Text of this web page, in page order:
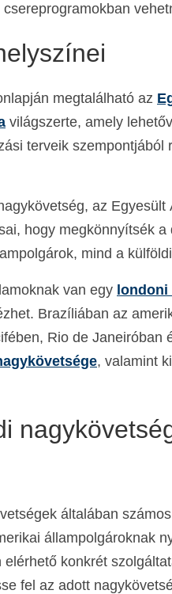
megtalálható az
világszerte, amely
terveik szempontjából
az
hogy megkönnyítsék
mind a
van egy londoni
Brazíliában az
Rio de Janeiróban
, valamint
általában
állampolgároknak
konkrét
fel az adott